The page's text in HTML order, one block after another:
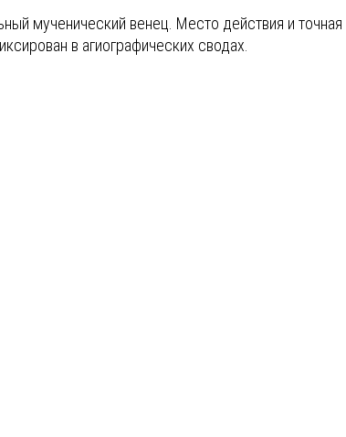
мученический венец. Место действия и
в агиографических сводах.